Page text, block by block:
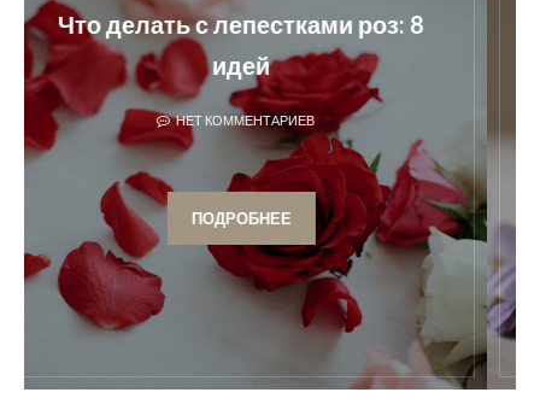
Что делать с лепестками роз: 8
идей
НЕТ КОММЕНТАРИЕВ
ПОДРОБНЕЕ